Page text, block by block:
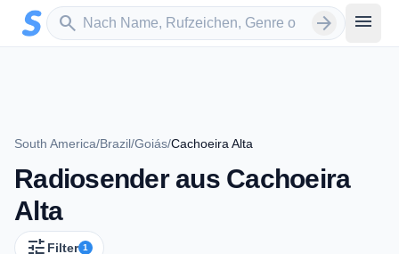
Zum Hauptinhalt springen
search
Sender suchen arrow_forward menu
South America/Brazil/Goiás/Cachoeira Alta
Radiosender aus Cachoeira
Alta
tune Filter 1